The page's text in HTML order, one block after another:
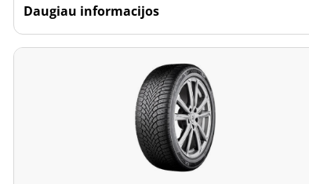
Daugiau informacijos